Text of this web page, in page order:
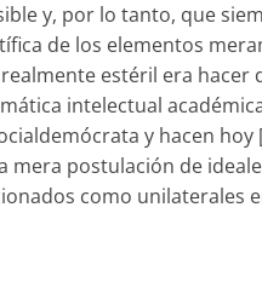
y, por lo tanto, que
de los elementos
estéril era hacer
intelectual
y hacen hoy
postulación de
como unilaterales